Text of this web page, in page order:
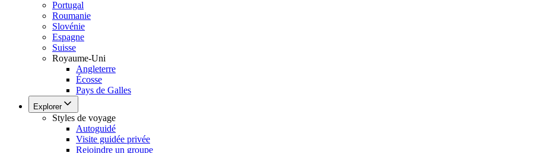
Portugal
Roumanie
Slovénie
Espagne
Suisse
Royaume-Uni
Angleterre
Écosse
Pays de Galles
Explorer
Styles de voyage
Autoguidé
Visite guidée privée
Rejoindre un groupe